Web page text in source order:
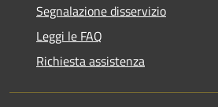
Segnalazione disservizio
Leggi le FAQ
Richiesta assistenza